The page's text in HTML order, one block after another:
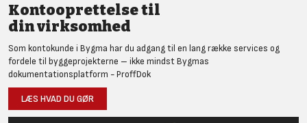
Kontooprettelse til
din virksomhed
Som kontokunde i Bygma har du adgang til en lang række services og
fordele til byggeprojekterne – ikke mindst Bygmas
dokumentationsplatform - ProffDok
LÆS HVAD DU GØR